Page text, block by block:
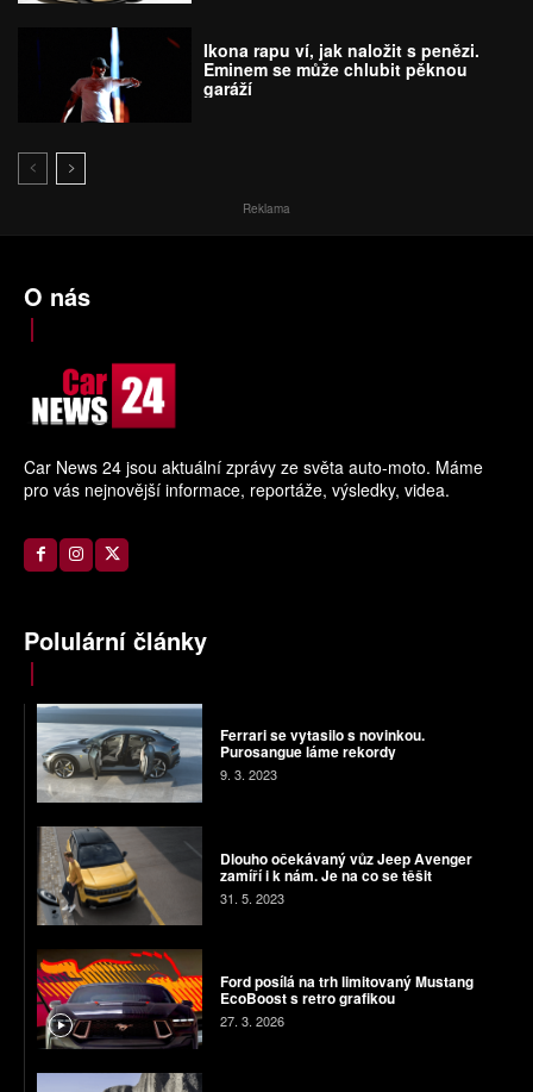
Ikona rapu ví, jak naložit s penězi.
Eminem se může chlubit pěknou
garáží
Reklama
O nás
Car News 24 jsou aktuální zprávy ze světa auto-moto. Máme
pro vás nejnovější informace, reportáže, výsledky, videa.
Polulární články
Ferrari se vytasilo s novinkou.
Purosangue láme rekordy
9. 3. 2023
Dlouho očekávaný vůz Jeep Avenger
zamíří i k nám. Je na co se těšit
31. 5. 2023
Ford posílá na trh limitovaný Mustang
EcoBoost s retro grafikou
27. 3. 2026